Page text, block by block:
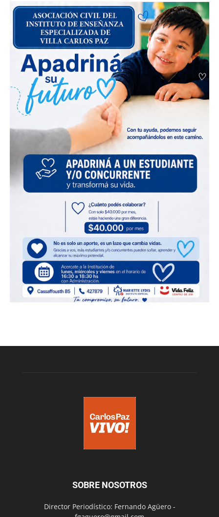
SOBRE NOSOTROS
Director Periodístico: Fernando Agüero -